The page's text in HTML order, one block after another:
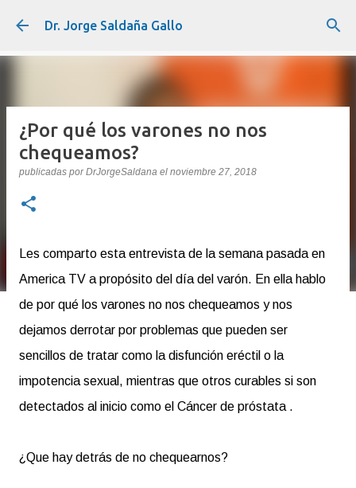
Ir al contenido principal
Dr. Jorge Saldaña Gallo
¿Por qué los varones no nos
chequeamos?
publicadas porDrJorgeSaldana el noviembre 27, 2018
Les comparto esta entrevista de la semana pasada en
America TV a propósito del día del varón. En ella hablo
de por qué los varones no nos chequeamos y nos
dejamos derrotar por problemas que pueden ser
sencillos de tratar como la disfunción eréctil o la
impotencia sexual, mientras que otros curables si son
detectados al inicio como el Cáncer de próstata .
¿Que hay detrás de no chequearnos?